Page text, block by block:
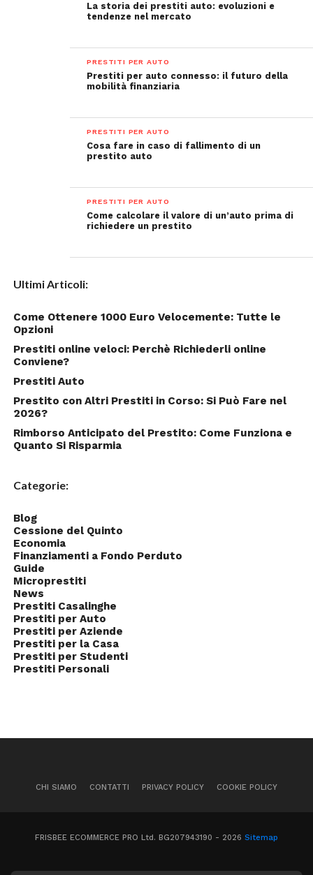
La storia dei prestiti auto: evoluzioni e
tendenze nel mercato
PRESTITI PER AUTO
Prestiti per auto connesso: il futuro della
mobilità finanziaria
PRESTITI PER AUTO
Cosa fare in caso di fallimento di un
prestito auto
PRESTITI PER AUTO
Come calcolare il valore di un’auto prima di
richiedere un prestito
Ultimi Articoli:
Come Ottenere 1000 Euro Velocemente: Tutte le
Opzioni
Prestiti online veloci: Perchè Richiederli online
Conviene?
Prestiti Auto
Prestito con Altri Prestiti in Corso: Si Può Fare nel
2026?
Rimborso Anticipato del Prestito: Come Funziona e
Quanto Si Risparmia
Categorie:
Blog
Cessione del Quinto
Economia
Finanziamenti a Fondo Perduto
Guide
Microprestiti
News
Prestiti Casalinghe
Prestiti per Auto
Prestiti per Aziende
Prestiti per la Casa
Prestiti per Studenti
Prestiti Personali
CHI SIAMO CONTATTI PRIVACY POLICY COOKIE POLICY
FRISBEE ECOMMERCE PRO Ltd. BG207943190 - 2026 Sitemap